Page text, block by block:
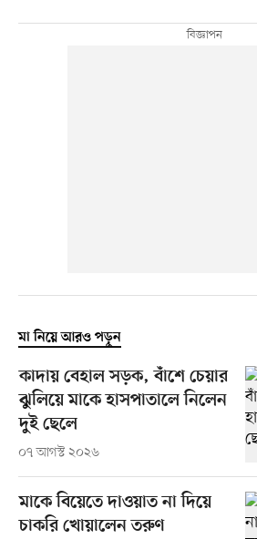
মা নিয়ে আরও পড়ুন
কাদায় বেহাল সড়ক, বাঁশে চেয়ার
ঝুলিয়ে মাকে হাসপাতালে নিলেন
দুই ছেলে
০৭ আগস্ট ২০২৬
মাকে বিয়েতে দাওয়াত না দিয়ে
চাকরি খোয়ালেন তরুণ